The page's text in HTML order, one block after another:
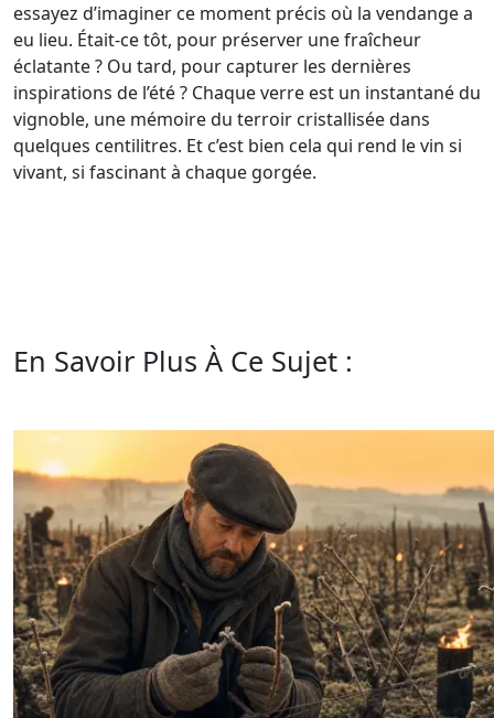
essayez d’imaginer ce moment précis où la vendange a
eu lieu. Était-ce tôt, pour préserver une fraîcheur
éclatante ? Ou tard, pour capturer les dernières
inspirations de l’été ? Chaque verre est un instantané du
vignoble, une mémoire du terroir cristallisée dans
quelques centilitres. Et c’est bien cela qui rend le vin si
vivant, si fascinant à chaque gorgée.
En Savoir Plus À Ce Sujet :